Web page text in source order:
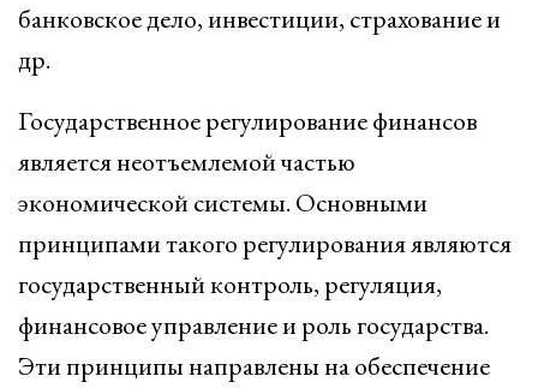
банковское дело, инвестиции, страхование и
др.
Государственное регулирование финансов
является неотъемлемой частью
экономической системы. Основными
принципами такого регулирования являются
государственный контроль, регуляция,
финансовое управление и роль государства.
Эти принципы направлены на обеспечение